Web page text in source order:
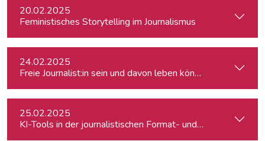
20.02.2025
Feministisches Storytelling im Journalismus
24.02.2025
Freie Journalist:in sein und davon leben können: So geht's
25.02.2025
KI-Tools in der journalistischen Format- und